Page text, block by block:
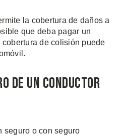
la cobertura de daños a
que deba pagar un
de colisión puede
de Un Conductor
seguro o con seguro